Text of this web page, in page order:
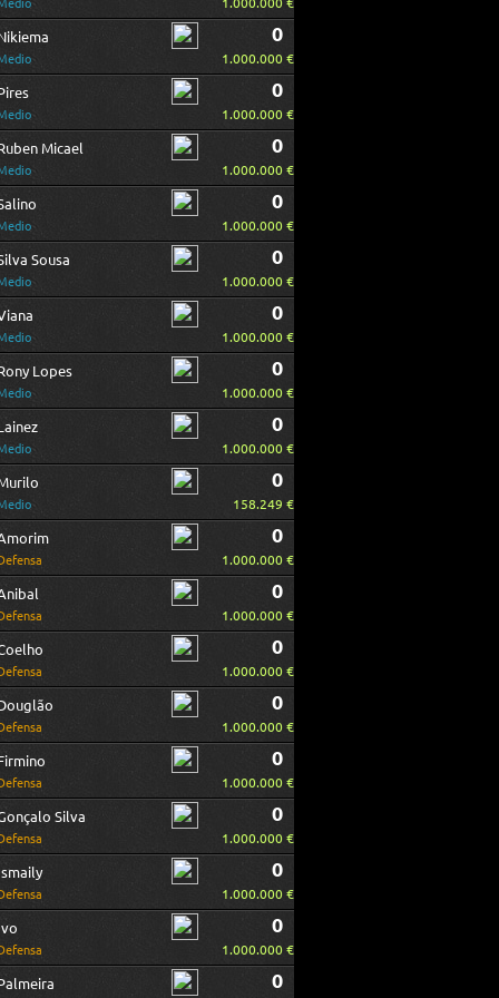
0
1.000.000 €
0
1.000.000 €
Micael 0
1.000.000 €
0
1.000.000 €
Sousa 0
1.000.000 €
0
1.000.000 €
Lopes 0
1.000.000 €
0
1.000.000 €
0
158.249 €
0
1.000.000 €
0
1.000.000 €
0
1.000.000 €
0
1.000.000 €
0
1.000.000 €
Silva 0
1.000.000 €
0
1.000.000 €
0
1.000.000 €
0